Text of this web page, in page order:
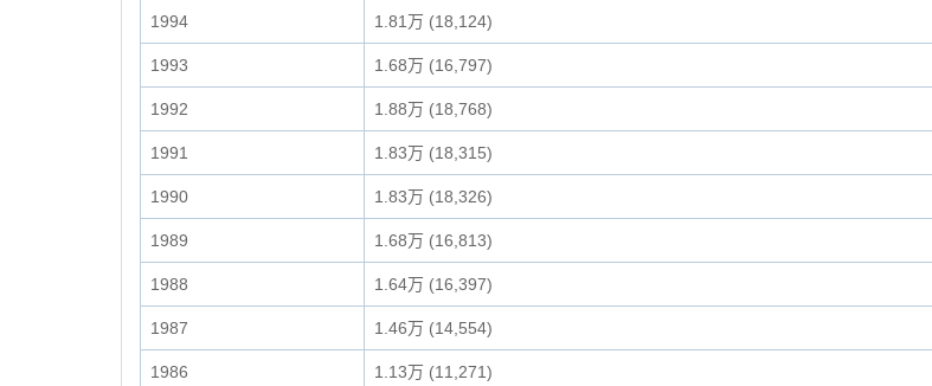
1994 1.81万 (18,124)
1993 1.68万 (16,797)
1992 1.88万 (18,768)
1991 1.83万 (18,315)
1990 1.83万 (18,326)
1989 1.68万 (16,813)
1988 1.64万 (16,397)
1987 1.46万 (14,554)
1986 1.13万 (11,271)